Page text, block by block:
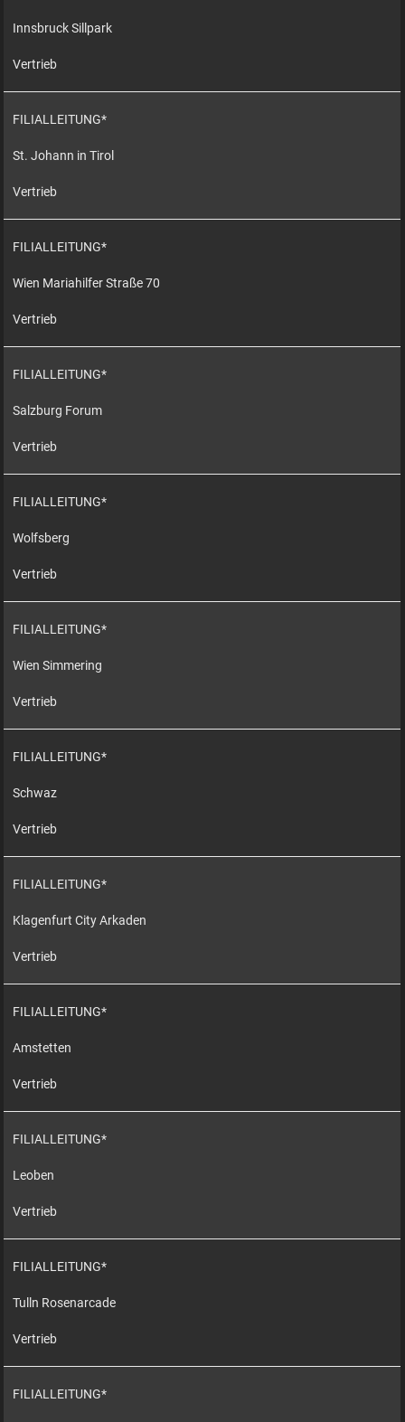
Innsbruck Sillpark
Vertrieb
FILIALLEITUNG*
St. Johann in Tirol
Vertrieb
FILIALLEITUNG*
Wien Mariahilfer Straße 70
Vertrieb
FILIALLEITUNG*
Salzburg Forum
Vertrieb
FILIALLEITUNG*
Wolfsberg
Vertrieb
FILIALLEITUNG*
Wien Simmering
Vertrieb
FILIALLEITUNG*
Schwaz
Vertrieb
FILIALLEITUNG*
Klagenfurt City Arkaden
Vertrieb
FILIALLEITUNG*
Amstetten
Vertrieb
FILIALLEITUNG*
Leoben
Vertrieb
FILIALLEITUNG*
Tulln Rosenarcade
Vertrieb
FILIALLEITUNG*